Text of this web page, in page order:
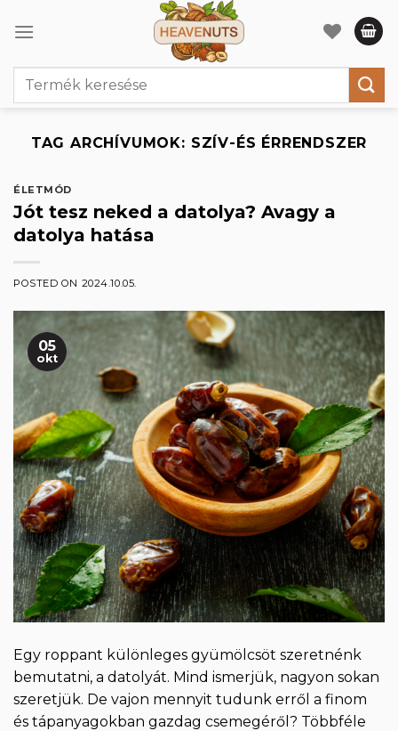
Keresés
TAG ARCHÍVUMOK: SZÍV-ÉS ÉRRENDSZER
ÉLETMÓD
Jót tesz neked a datolya? Avagy a
datolya hatása
POSTED ON 2024.10.05.
05
okt
Egy roppant különleges gyümölcsöt szeretnénk
bemutatni, a datolyát. Mind ismerjük, nagyon sokan
szeretjük. De vajon mennyit tudunk erről a finom
és tápanyagokban gazdag csemegéről? Többféle